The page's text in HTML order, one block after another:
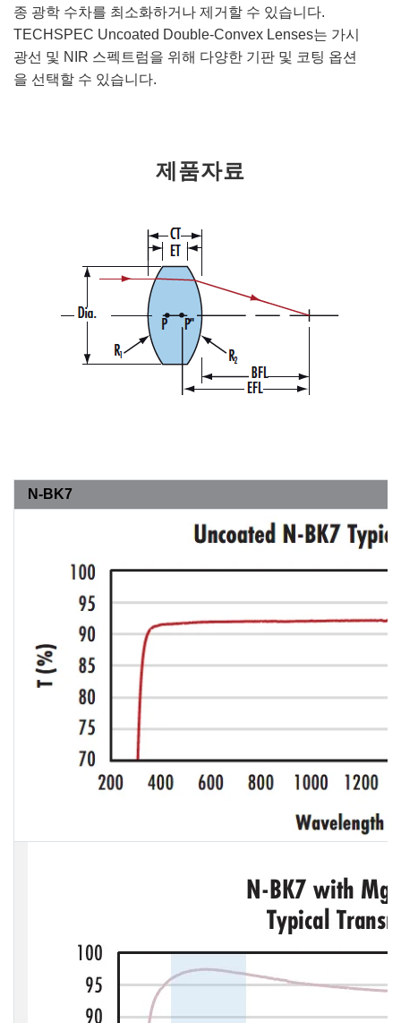
종 광학 수차를 최소화하거나 제거할 수 있습니다.
TECHSPEC Uncoated Double-Convex Lenses는 가시
광선 및 NIR 스펙트럼을 위해 다양한 기판 및 코팅 옵션
을 선택할 수 있습니다.
제품자료
N-BK7